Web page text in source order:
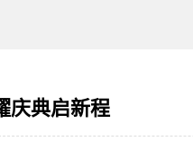
庆典启新程